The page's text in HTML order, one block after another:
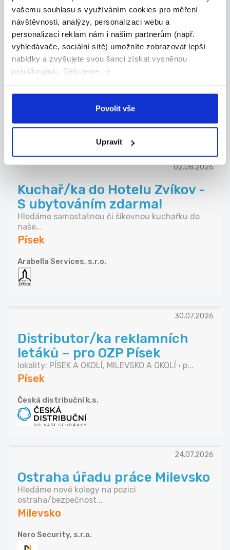
vašemu souhlasu s využíváním cookies pro měření
návštěvnosti, analýzy, personalizaci webu a
personalizaci reklam nám i našim partnerům (např.
vyhledávače, sociální sítě) umožníte zobrazovat lepší
nabídky a zvyšujete svou šanci získat vysněnou
práci/brigádu. Děkujeme :-)
Povolit vše
Upravit
Pracovník ostrahy – Penny
Market Písek | mzda od 150 ...
Hledáš jistou práci v Písku? Hlídej supermarket...
Písek
02.08.2026
Kuchař/ka do Hotelu Zvíkov -
S ubytováním zdarma!
Hledáme samostatnou či šikovnou kuchařku do
naše...
Písek
Arabella Services, s.r.o.
30.07.2026
Distributor/ka reklamních
letáků – pro OZP Písek
lokality: PÍSEK A OKOLÍ, MILEVSKO A OKOLÍ • p...
Písek
Česká distribuční k.s.
24.07.2026
Ostraha úřadu práce Milevsko
Hledáme nové kolegy na pozici
ostraha/bezpečnost...
Milevsko
Nero Security, s.r.o.